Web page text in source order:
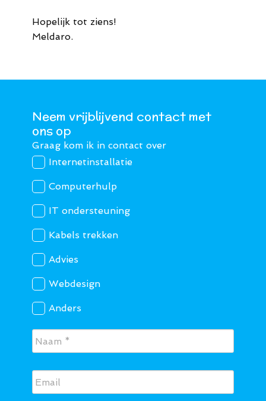
Hopelijk tot ziens!
Meldaro.
Neem vrijblijvend contact met
ons op
Graag kom ik in contact over
Internetinstallatie
Computerhulp
IT ondersteuning
Kabels trekken
Advies
Webdesign
Anders